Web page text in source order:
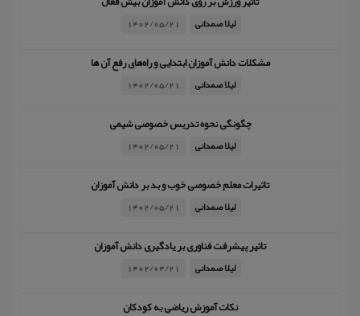
لیلا صمدانی 1402/05/21
مشکلات دانش آموزان ابتدایی و راه‌های رفع آن ها
لیلا صمدانی 1402/05/21
چگونگی نحوه تدریس خصوصی شیمی
لیلا صمدانی 1402/05/21
تاثیرات معلم خصوصی خوب و بد بر دانش آموزان
لیلا صمدانی 1402/05/21
تاثیر پیشرفت فناوری بر یادگیری دانش آموزان
لیلا صمدانی 1402/04/21
نکات آموزش ریاضی به کودکان